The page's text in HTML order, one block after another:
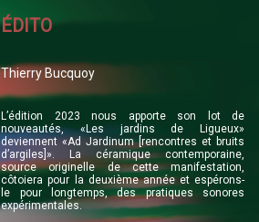
ÉDITO
Thierry Bucquoy
L’édition 2023 nous apporte son lot de
nouveautés, «Les jardins de Ligueux»
deviennent «Ad Jardinum [rencontres et bruits
d’argiles]». La céramique contemporaine,
source originelle de cette manifestation,
côtoiera pour la deuxième année et espérons-
le pour longtemps, des pratiques sonores
expérimentales.